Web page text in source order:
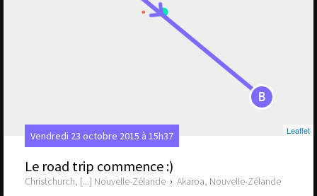
B
Leaflet
Vendredi 23 octobre 2015 à 15h37
Le road trip commence :)
Christchurch, [...] Nouvelle-Zélande › Akaroa, Nouvelle-Zélande